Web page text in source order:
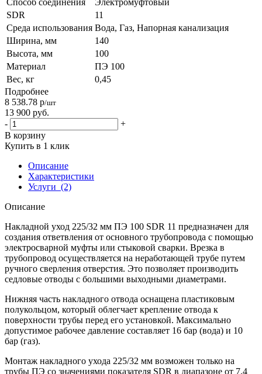
SDR
11
Среда использования Вода, Газ, Напорная канализация
Ширина, мм
140
Высота, мм
100
Материал
ПЭ 100
Вес, кг
0,45
Подробнее
8 538.78 р/шт
13 900 руб.
-
+
В корзину
Купить в 1 клик
Описание
Характеристики
Услуги (2)
Описание
Накладной уход 225/32 мм ПЭ 100 SDR 11 предназначен для
создания ответвления от основного трубопровода с помощью
электросварной муфты или стыковой сварки. Врезка в
трубопровод осуществляется на неработающей трубе путем
ручного сверления отверстия. Это позволяет производить
седловые отводы с большими выходными диаметрами.
Нижняя часть накладного отвода оснащена пластиковым
полукольцом, который облегчает крепление отвода к
поверхности трубы перед его установкой. Максимально
допустимое рабочее давление составляет 16 бар (вода) и 10
бар (газ).
Монтаж накладного ухода 225/32 мм возможен только на
трубы ПЭ со значениями показателя SDR в диапазоне от 7,4